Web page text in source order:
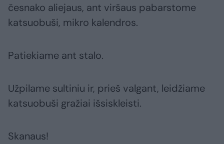
česnako aliejaus, ant viršaus pabarstome
katsuobuši, mikro kalendros.
Patiekiame ant stalo.
Užpilame sultiniu ir, prieš valgant, leidžiame
katsuobuši gražiai išsiskleisti.
Skanaus!